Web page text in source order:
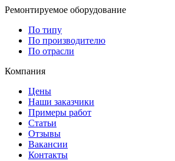
Ремонтируемое оборудование
По типу
По производителю
По отрасли
Компания
Цены
Наши заказчики
Примеры работ
Статьи
Отзывы
Вакансии
Контакты